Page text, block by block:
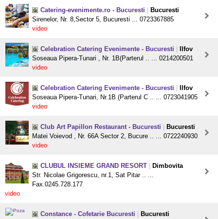
Catering-evenimente.ro - Bucuresti
Bucuresti
Sirenelor, Nr. 8,Sector 5, Bucuresti ... 0723367885
video
Celebration Catering Evenimente - Bucuresti
Ilfov
Soseaua Pipera-Tunari , Nr. 1B(Parterul .. ... 0214200501
video
Celebration Catering Evenimente - Bucuresti
Ilfov
Soseaua Pipera-Tunari, Nr.1B (Parterul C .. ... 0723041905
video
Club Art Papillon Restaurant - Bucuresti
Bucuresti
Matei Voievod , Nr. 66A Sector 2, Bucure .. ... 0722240930
video
CLUBUL INSIEME GRAND RESORT
Dimbovita
Str. Nicolae Grigorescu, nr.1, Sat Pitar .. ...
Fax.0245.728.177
video
Constance - Cofetarie Bucuresti
Bucuresti